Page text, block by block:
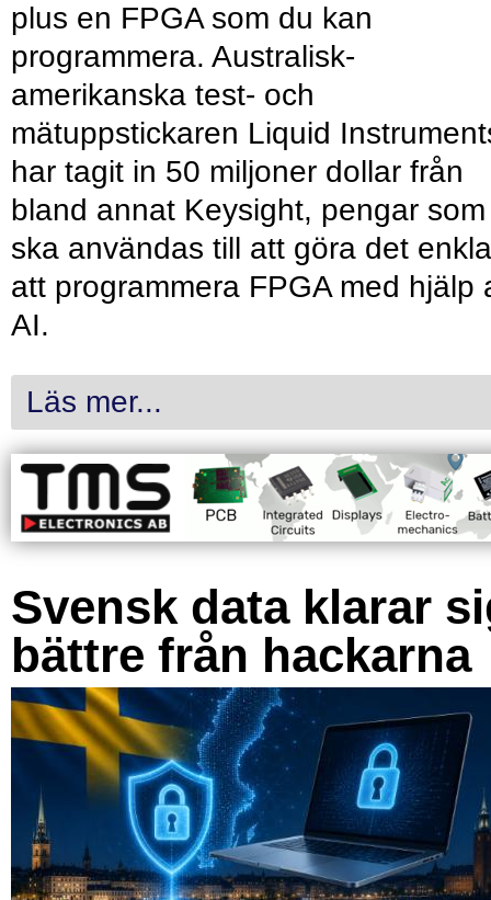
plus en FPGA som du kan
programmera. Australisk-
amerikanska test- och
mätuppstickaren Liquid
har tagit in 50 miljoner dollar från
bland annat Keysight, pengar som
ska användas till att göra det
att programmera FPGA med hjälp
AI.
Läs mer...
Svensk data klarar
bättre från hackarna